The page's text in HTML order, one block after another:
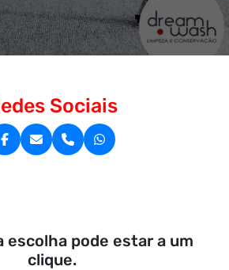
Sociais
escolha pode estar a um
clique.